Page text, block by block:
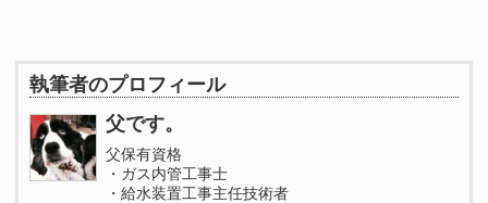
執筆者のプロフィール
父です。
父保有資格
・ガス内管工事士
・給水装置工事主任技術者